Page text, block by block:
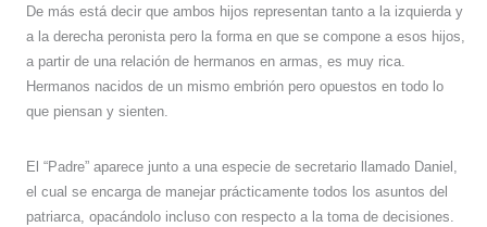
De más está decir que ambos hijos representan tanto a la izquierda y
a la derecha peronista pero la forma en que se compone a esos hijos,
a partir de una relación de hermanos en armas, es muy rica.
Hermanos nacidos de un mismo embrión pero opuestos en todo lo
que piensan y sienten.
El “Padre” aparece junto a una especie de secretario llamado Daniel,
el cual se encarga de manejar prácticamente todos los asuntos del
patriarca, opacándolo incluso con respecto a la toma de decisiones.